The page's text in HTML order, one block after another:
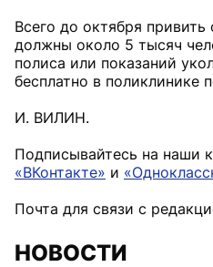
Всего до октября привить
должны около 5 тысяч
полиса или показаний
бесплатно в поликлинике
И. ВИЛИН.
Подписывайтесь на наши
«ВКонтакте» и
Почта для связи с
НОВОСТИ